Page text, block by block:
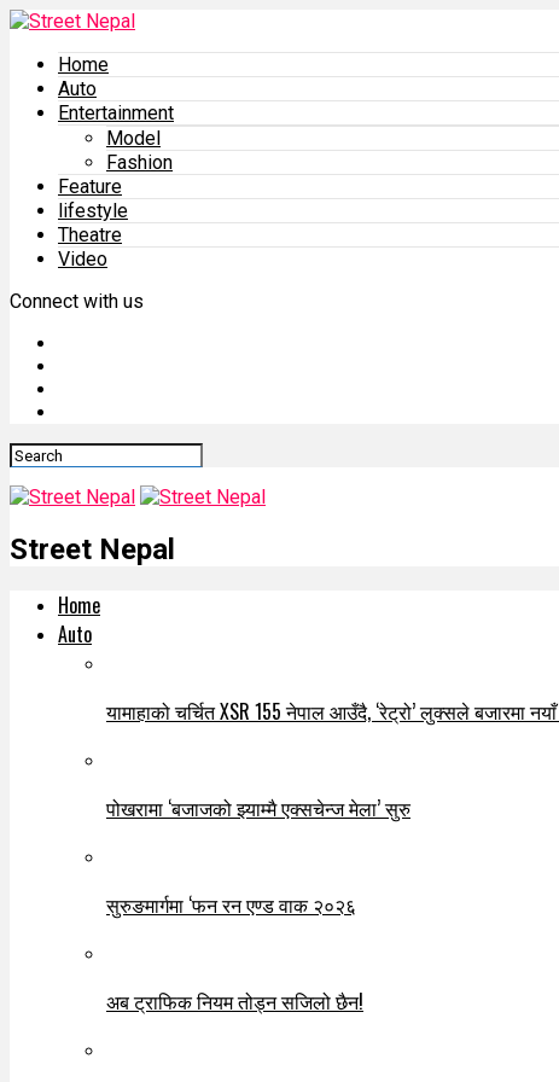
Home
Auto
Entertainment
Model
Fashion
Feature
lifestyle
Theatre
Video
Connect with us
Street Nepal
Home
Auto
यामाहाको चर्चित XSR 155 नेपाल आउँदै, ‘रेट्रो’ लुक्सले बजारमा नयाँ
पोखरामा ‘बजाजको झ्याम्मै एक्सचेन्ज मेला’ सुरु
सुरुङमार्गमा ‘फन रन एण्ड वाक २०२६
अब ट्राफिक नियम तोड्न सजिलो छैन!